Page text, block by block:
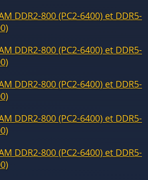
DDR2-800 (PC2-6400) et DDR5-
DDR2-800 (PC2-6400) et DDR5-
DDR2-800 (PC2-6400) et DDR5-
DDR2-800 (PC2-6400) et DDR5-
DDR2-800 (PC2-6400) et DDR5-